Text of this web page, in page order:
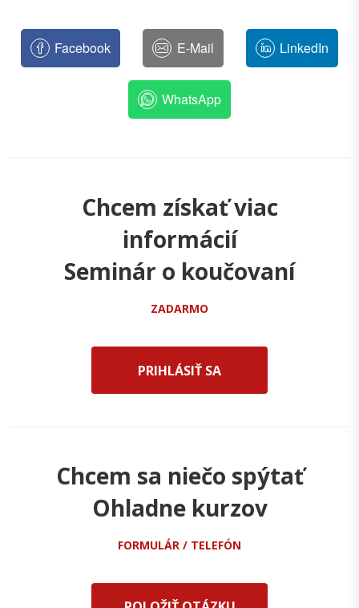
Facebook E-Mail LinkedIn
WhatsApp
Chcem získať viac
informácií
Seminár o koučovaní
ZADARMO
PRIHLÁSIŤ SA
Chcem sa niečo spýtať
Ohladne kurzov
FORMULÁR / TELEFÓN